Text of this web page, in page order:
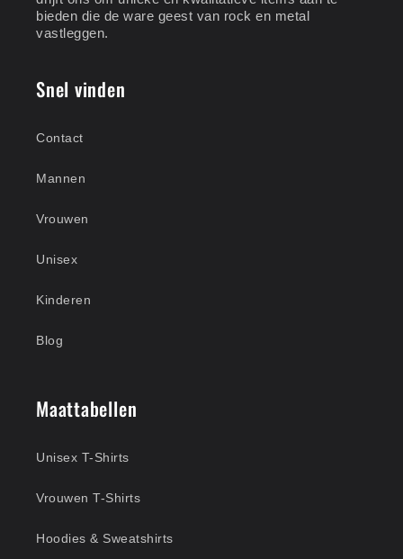
bieden die de ware geest van rock en metal
vastleggen.
Snel vinden
Contact
Mannen
Vrouwen
Unisex
Kinderen
Blog
Maattabellen
Unisex T-Shirts
Vrouwen T-Shirts
Hoodies & Sweatshirts